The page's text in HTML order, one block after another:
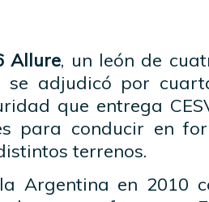
Allure, un león de
se adjudicó por
que entrega
para conducir en
terrenos.
Argentina en 2010